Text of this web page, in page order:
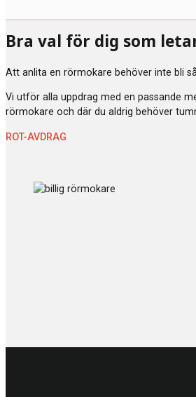
Bra val för dig som
Att anlita en rörmokare behöver inte bli
Vi utför alla uppdrag med en passande
rörmokare och där du aldrig behöver
ROT-AVDRAG